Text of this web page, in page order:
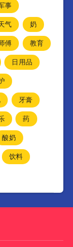
事
气
奶
傅
教育
日用品
牙膏
药
酸奶
饮料